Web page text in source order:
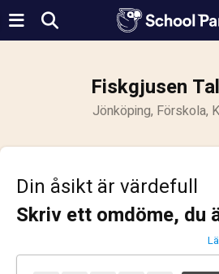
Fiskgjusen
Jönköping, Förskola,
Din åsikt är värdefull
Skriv ett omdöme, du